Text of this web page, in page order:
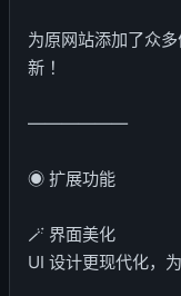
为原网站添加了众
新 ！
――――――
◉ 扩展功能
🪄 界面美化
UI 设计更现代化，